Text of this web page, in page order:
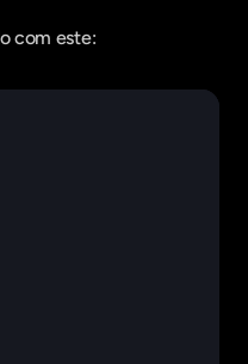
com este: